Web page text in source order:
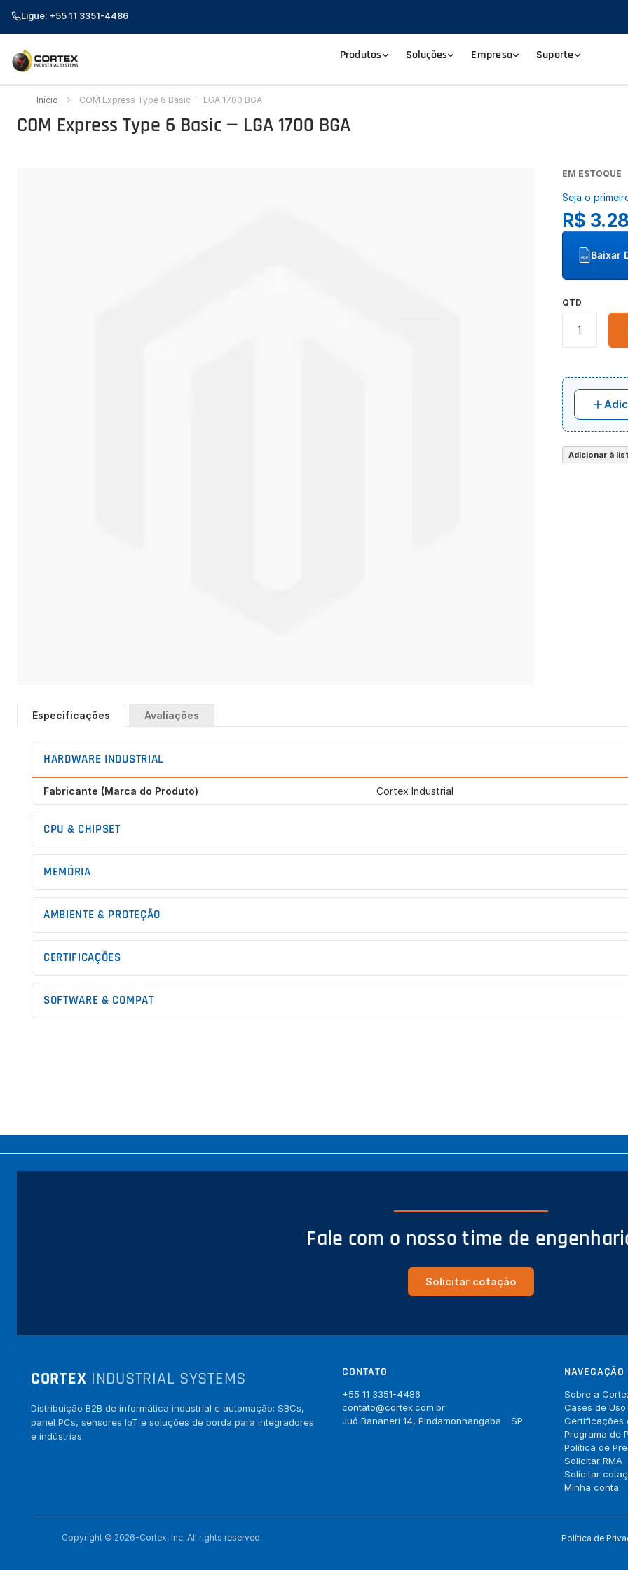
Ligue: +55 11 3351-4486
Produtos Soluções Empresa Suporte
Início COM Express Type 6 Basic — LGA 1700 BGA
COM Express Type 6 Basic — LGA 1700 BGA
para
Galeria
imagens
EM ESTOQUE
Seja o
R$
PDF Baixar
QTD
Adicionar à
Especificações
HARDWARE INDUSTRIAL
Fabricante (Marca do Produto) Cortex Industrial
CPU & CHIPSET
MEMÓRIA
AMBIENTE & PROTEÇÃO
CERTIFICAÇÕES
SOFTWARE & COMPAT
Avaliações
Fale com o nosso time de
Solicitar cotação
CORTEX INDUSTRIAL SYSTEMS
Distribuição B2B de informática industrial e automação: SBCs,
panel PCs, sensores IoT e soluções de borda para integradores
e indústrias.
CONTATO
+55 11 3351-4486
contato@cortex.com.br
Juó Bananeri 14, Pindamonhangaba - SP
NAVEGAÇÃO
Sobre a
Cases de Uso
Certificações
Programa de
Política de
Solicitar RMA
Solicitar
Minha conta
Copyright © 2026-Cortex, Inc. All rights reserved. Política de